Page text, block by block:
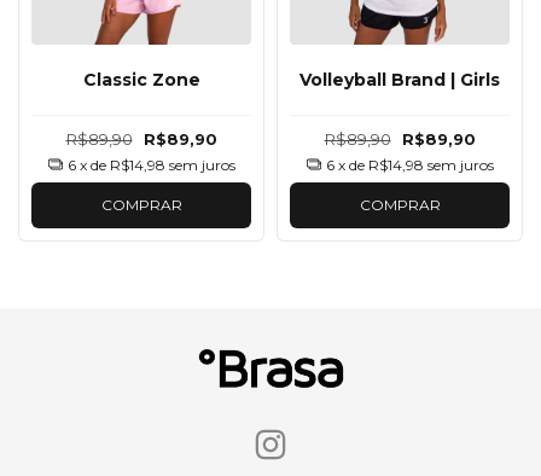
Classic Zone
R$89,90 R$89,90
6 x de R$14,98 sem juros
COMPRAR
Volleyball Brand | Girls
R$89,90 R$89,90
6 x de R$14,98 sem juros
COMPRAR